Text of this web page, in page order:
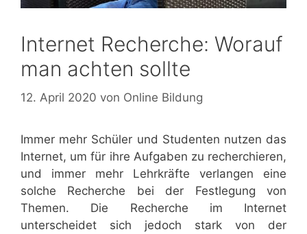
Internet Recherche: Worauf
man achten sollte
12. April 2020 von Online Bildung
Immer mehr Schüler und Studenten nutzen das
Internet, um für ihre Aufgaben zu recherchieren,
und immer mehr Lehrkräfte verlangen eine
solche Recherche bei der Festlegung von
Themen. Die Recherche im Internet
unterscheidet sich jedoch stark von der